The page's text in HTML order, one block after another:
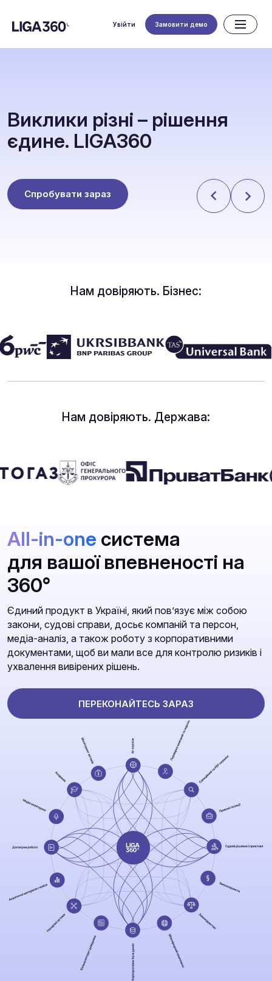
Увійти Замовити демо
Виклики різні – рішення
єдине. LIGA360
Спробувати зараз
Нам довіряють. Бізнес:
Нам довіряють. Держава:
All-in-one система
для вашої впевненості на
360°
Єдиний продукт в Україні, який повʼязує між собою
закони, судові справи, досьє компаній та персон,
медіа-аналіз, а також роботу з корпоративними
документами, щоб ви мали все для контролю ризиків і
ухвалення вивірених рішень.
ПЕРЕКОНАЙТЕСЬ ЗАРАЗ